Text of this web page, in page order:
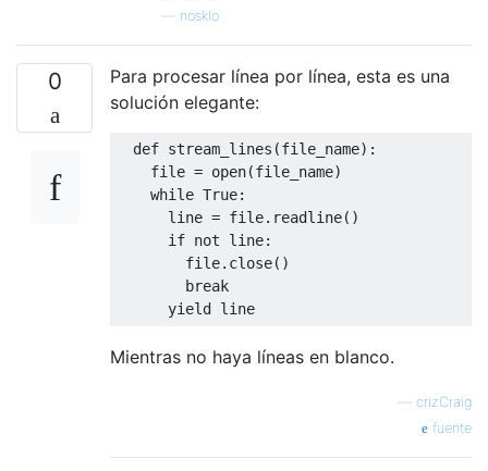
nosklo
0
Para procesar línea por línea, esta es una
solución elegante:
def stream_lines (file_name):
    file
= open(file_name)
while True:
      line
= file. readline()
if not line:
        file
. close()
break
yield line
Mientras no haya líneas en blanco.
crizCraig
fuente